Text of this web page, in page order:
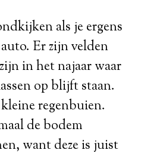
als je ergens
Er zijn velden
in het najaar waar
op blijft staan.
regenbuien.
de bodem
want deze is juist